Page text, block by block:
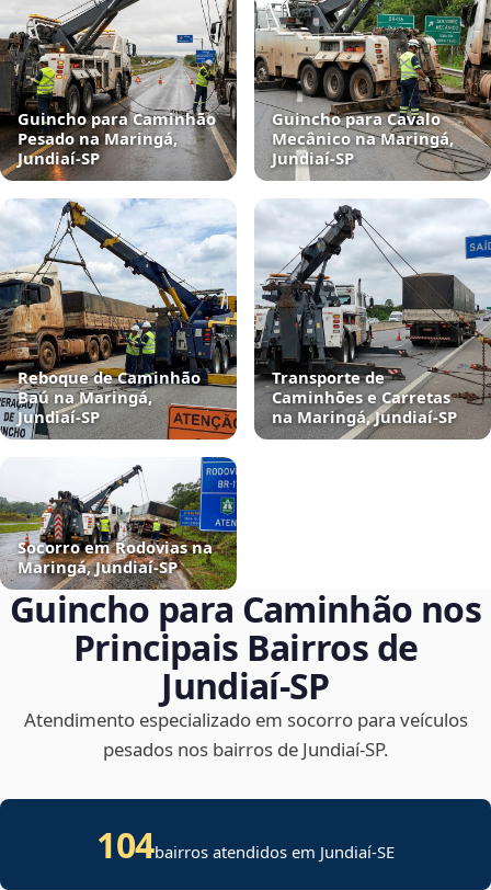
Guincho para Caminhão
Pesado na Maringá,
Jundiaí‑SP
Guincho para Cavalo
Mecânico na Maringá,
Jundiaí‑SP
Reboque de Caminhão
Baú na Maringá,
Jundiaí‑SP
Transporte de
Caminhões e Carretas
na Maringá, Jundiaí‑SP
Socorro em Rodovias na
Maringá, Jundiaí‑SP
Guincho para Caminhão nos
Principais Bairros de
Jundiaí‑SP
Atendimento especializado em socorro para veículos
pesados nos bairros de Jundiaí‑SP.
104bairros atendidos em Jundiaí-SE